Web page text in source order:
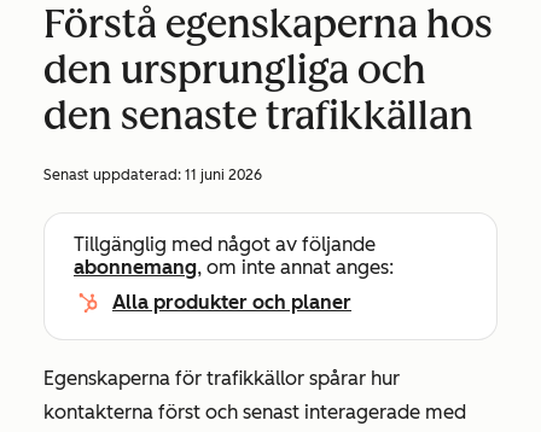
Förstå egenskaperna hos
den ursprungliga och
den senaste trafikkällan
Senast uppdaterad: 11 juni 2026
Tillgänglig med något av följande
abonnemang, om inte annat anges:
Alla produkter och planer
Egenskaperna för trafikkällor spårar hur
kontakterna först och senast interagerade med